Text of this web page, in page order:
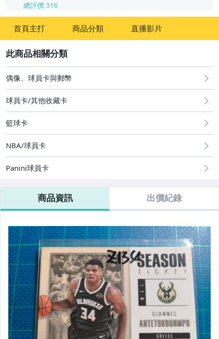
總評價 316
首頁主打 商品分類 直播影片
偶像、球員卡與郵幣
球員卡/其他收藏卡
籃球卡
NBA/球員卡
Panini球員卡
商品資訊 出價紀錄